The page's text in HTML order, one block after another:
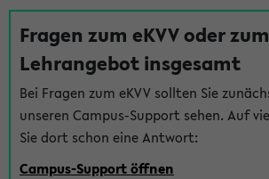
Fragen zum eKVV oder zum
Lehrangebot insgesamt
Bei Fragen zum eKVV sollten Sie
unseren Campus-Support sehen. Auf
Sie dort schon eine Antwort:
Campus-Support öffnen